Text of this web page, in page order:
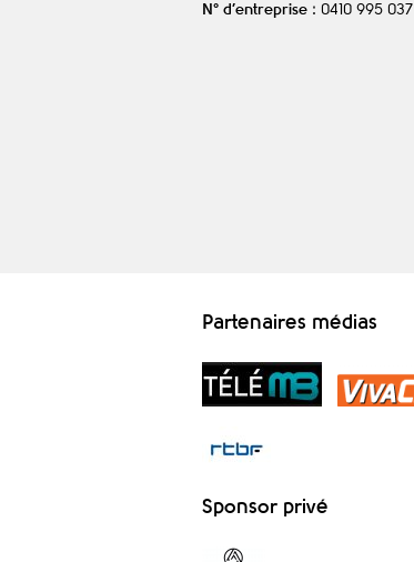
N° d’entreprise : 0410 995 037
Partenaires médias
Sponsor privé